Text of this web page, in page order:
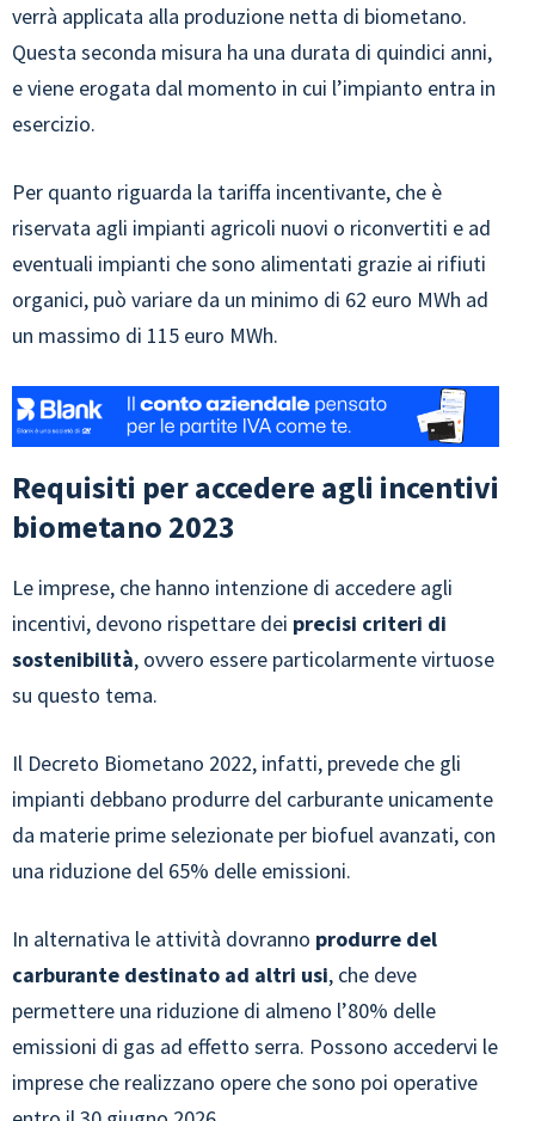
verrà applicata alla produzione netta di biometano.
Questa seconda misura ha una durata di quindici anni,
e viene erogata dal momento in cui l’impianto entra in
esercizio.
Per quanto riguarda la tariffa incentivante, che è
riservata agli impianti agricoli nuovi o riconvertiti e ad
eventuali impianti che sono alimentati grazie ai rifiuti
organici, può variare da un minimo di 62 euro MWh ad
un massimo di 115 euro MWh.
Requisiti per accedere agli incentivi
biometano 2023
Le imprese, che hanno intenzione di accedere agli
incentivi, devono rispettare dei precisi criteri di
sostenibilità, ovvero essere particolarmente virtuose
su questo tema.
Il Decreto Biometano 2022, infatti, prevede che gli
impianti debbano produrre del carburante unicamente
da materie prime selezionate per biofuel avanzati, con
una riduzione del 65% delle emissioni.
In alternativa le attività dovranno produrre del
carburante destinato ad altri usi, che deve
permettere una riduzione di almeno l’80% delle
emissioni di gas ad effetto serra. Possono accedervi le
imprese che realizzano opere che sono poi operative